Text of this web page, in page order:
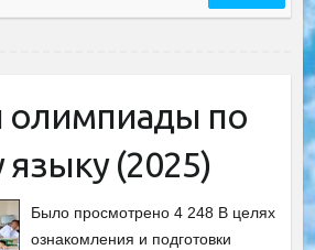
олимпиады по
языку (2025)
Было просмотрено 4 248 В целях
ознакомления и подготовки